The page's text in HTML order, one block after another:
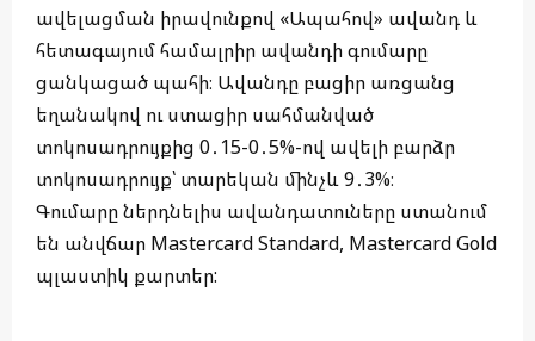
ավելացման իրավունքով «Ապահով» ավանդ և
հետագայում համալրիր ավանդի գումարը
ցանկացած պահի։ Ավանդը բացիր առցանց
եղանակով ու ստացիր սահմանված
տոկոսադրույքից 0․15-0․5%-ով ավելի բարձր
տոկոսադրույք՝ տարեկան մինչև 9․3%։
Գումարը ներդնելիս ավանդատուները ստանում
են անվճար Mastercard Standard, Mastercard Gold
պլաստիկ քարտեր: